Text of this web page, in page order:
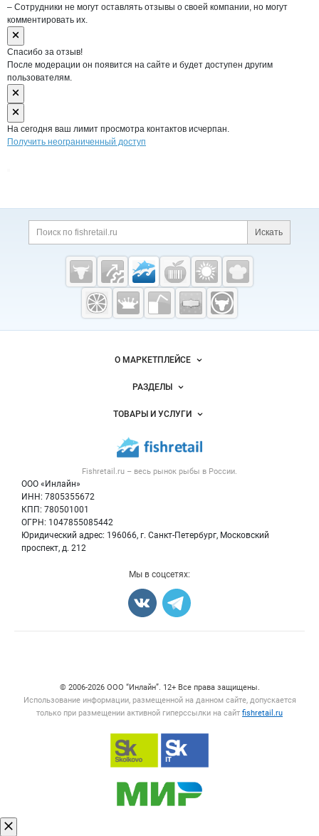
– Сотрудники не могут оставлять отзывы о своей компании, но могут
комментировать их.
Спасибо за отзыв!
После модерации он появится на сайте и будет доступен другим
пользователям.
На сегодня ваш лимит просмотра контактов исчерпан.
Получить неограниченный доступ
Дополнительная информация
Поиск по сайту и
Искать
Cсылки на полезные проекты
Fishretail.ru —
рыба,
морепродукты
Важные разделы и контакты
Fishretail.ru – весь рынок рыбы в России.
ООО «Инлайн»
ИНН: 7805355672
КПП: 780501001
ОГРН: 1047855085442
Юридический адрес: 196066, г. Санкт-Петербург, Московский
проспект, д. 212
Навигация по сайтуО МАРКЕТПЛЕЙСЕ
Новости Fishretail.ru
Размещение рекламы
Публичная оферта
Контактная информация
Политика обработки персональных данных
РАЗДЕЛЫ
Объявления
Новости рынка
Блог
ТОВАРЫ И УСЛУГИ
Рыба
Икра
Мы в соцсетях:
© 2006‑2026 ООО “Инлайн”. 12+ Все права защищены.
Использование информации, размещенной на данном сайте, допускается
только при размещении активной гиперссылки на сайт fishretail.ru